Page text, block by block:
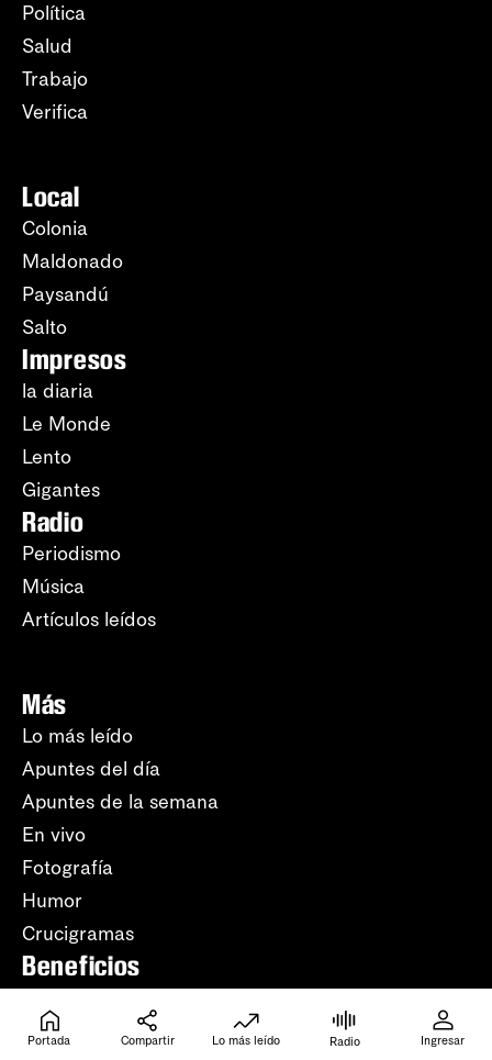
Política
Salud
Trabajo
Verifica
Local
Colonia
Maldonado
Paysandú
Salto
Impresos
la diaria
Le Monde
Lento
Gigantes
Radio
Periodismo
Música
Artículos leídos
Más
Lo más leído
Apuntes del día
Apuntes de la semana
En vivo
Fotografía
Humor
Crucigramas
Beneficios
Tu ID (número de
Portada Compartir Lo más leído Radio Ingresar